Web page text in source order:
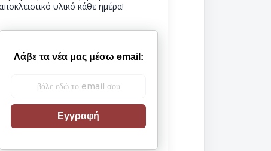
υλικό κάθε ημέρα!
Λάβε τα νέα μας μέσω email:
Εγγραφή